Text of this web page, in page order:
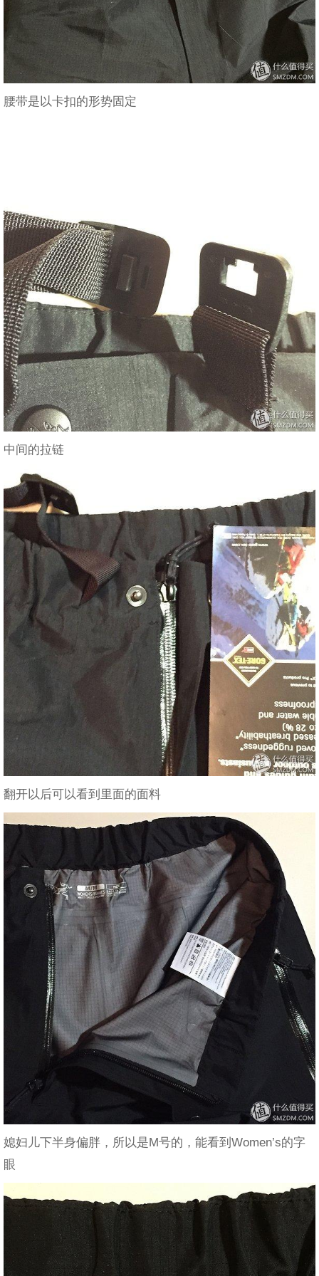
腰带是以卡扣的形势固定
中间的拉链
翻开以后可以看到里面的面料
媳妇儿下半身偏胖，所以是M号的，能看到Women’s的字
眼